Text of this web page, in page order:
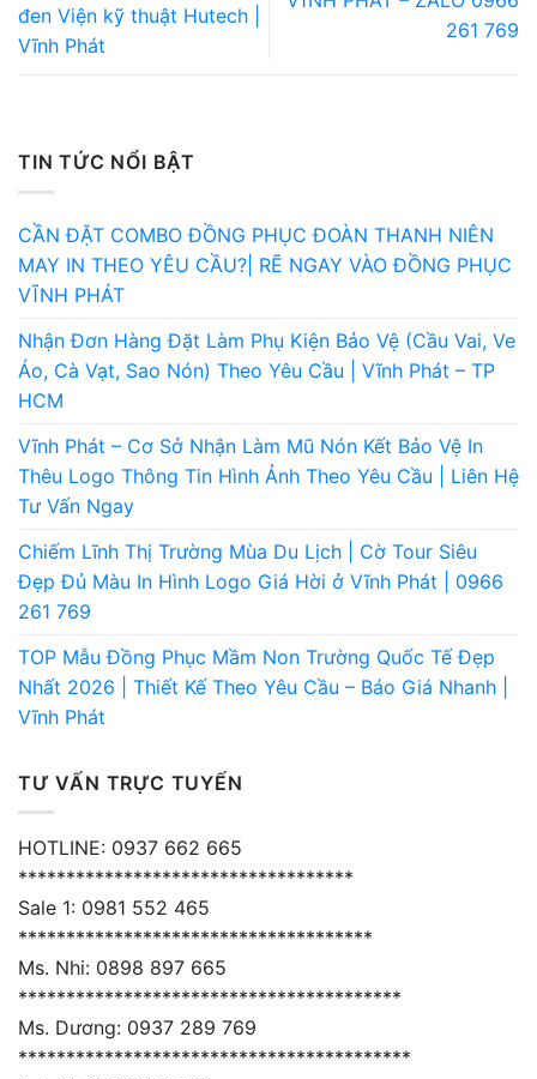
TIN TỨC NỔI BẬT
CẦN ĐẶT COMBO ĐỒNG PHỤC ĐOÀN THANH NIÊN
MAY IN THEO YÊU CẦU?| RẼ NGAY VÀO ĐỒNG PHỤC
VĨNH PHÁT
Nhận Đơn Hàng Đặt Làm Phụ Kiện Bảo Vệ (Cầu Vai, Ve
Áo, Cà Vạt, Sao Nón) Theo Yêu Cầu | Vĩnh Phát – TP
HCM
Vĩnh Phát – Cơ Sở Nhận Làm Mũ Nón Kết Bảo Vệ In
Thêu Logo Thông Tin Hình Ảnh Theo Yêu Cầu | Liên Hệ
Tư Vấn Ngay
Chiếm Lĩnh Thị Trường Mùa Du Lịch | Cờ Tour Siêu
Đẹp Đủ Màu In Hình Logo Giá Hời ở Vĩnh Phát | 0966
261 769
TOP Mẫu Đồng Phục Mầm Non Trường Quốc Tế Đẹp
Nhất 2026 | Thiết Kế Theo Yêu Cầu – Báo Giá Nhanh |
Vĩnh Phát
TƯ VẤN TRỰC TUYẾN
HOTLINE: 0937 662 665
***********************************
Sale 1: 0981 552 465
*************************************
Ms. Nhi: 0898 897 665
****************************************
Ms. Dương: 0937 289 769
*****************************************
đen Viện kỹ thuật Hutech |
Vĩnh Phát
261 769